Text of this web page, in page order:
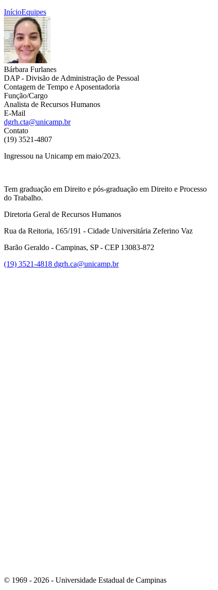
InícioEquipes
Bárbara Furlanes
DAP - Divisão de Administração de Pessoal
Contagem de Tempo e Aposentadoria
Função/Cargo
Analista de Recursos Humanos
E-Mail
dgrh.cta@unicamp.br
Contato
(19) 3521-4807
Ingressou na Unicamp em maio/2023.
Tem graduação em Direito e pós-graduação em Direito e Processo
do Trabalho.
Diretoria Geral de Recursos Humanos
Rua da Reitoria, 165/191 - Cidade Universitária Zeferino Vaz
Barão Geraldo - Campinas, SP - CEP 13083-872
(19) 3521-4818 dgrh.ca@unicamp.br
© 1969 - 2026 - Universidade Estadual de Campinas